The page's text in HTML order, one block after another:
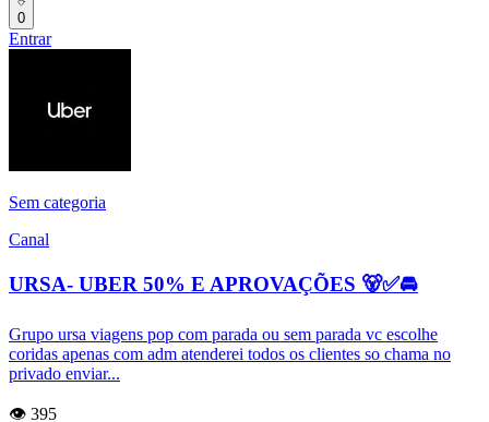
0
Entrar
Sem categoria
Canal
URSA- UBER 50% E APROVAÇÕES 🐻✅🚘
Grupo ursa viagens pop com parada ou sem parada vc escolhe
coridas apenas com adm atenderei todos os clientes so chama no
privado enviar...
👁️ 395